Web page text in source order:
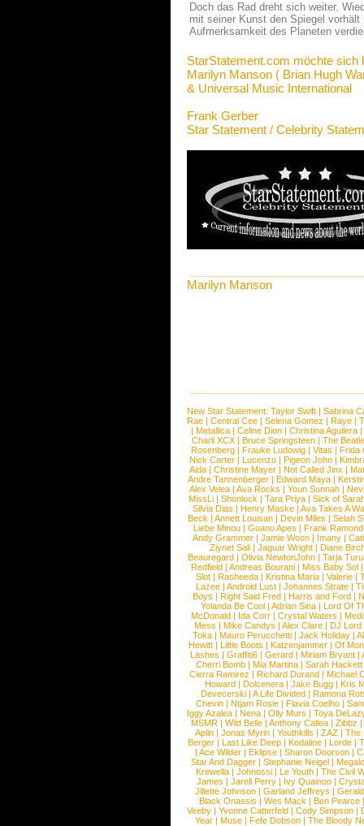
Doch das Rad dreht sich weiter.
mit seiner Kunst den Spiegel vorhält
Aufmerksamkeit des Planeten
StarStatement.com möchte sich
Marilyn Manson ( Brian Hugh
& Universal Music International
Frank Gerber
Star Statement / Celebrity
Marilyn Manson
New Star Statement: Taylor Swift | Sabrina
Rae |Central Cee |Selena Gomez |Raye |
| Metallica | Celine Dion | Christina Aguilera |
Charli XCX |Bruce Springsteen |The
Rosenberg | Frauke Ludowig | Vitas | Frida
Nick Carter | Lucenzo | Pigeon John |
Aida |Christine Mayer |Not Called Jinx |
Andre Tannenberger | Edward Maya |
Alex Velea | Ava Rocks | Youn Sunnah |
MissLi | Shonlock | Tara Priya | Sick of
Silvia Dias |Henry Maske |Ava Takes A
Beck |Annett Louisan |Devin Miles |Selah
Liebe Minou |Guano Apes |Frank Ramond
Andy Grammer |Jamie Woon | Imany |
Ziynet Sali |Jaguar Wright |Diane
Beauregard |Olivia NewtonJohn |Tarja
Redfield | Andreas Bourani | Miss Baby Sol
Slot | Rasheeda | Kristina Maria | Valerie |
Lazee | Android Lust | Johannes Strate |
Boys | Right Said Fred | Harris and Ford |
Yolanda Be Cool |Adrian Sina |Lord Of
McDonald | Ida Corr |Crystal Waters |
Mess | Mike Candys | Alex Clare | DJ Lord
Toka | Mauro Perucchetti | Jack Holiday |
Hewitt |Little Boots |Katzenjammer |Of
Lashes |Graffiti6 |Gerard |Miriam Bryant |
Cherri Bomb | Mia Martina | Sarah Hackett
Cierra Ramirez | Richard Durand | Michael
Howard |Dolcenera |Jake Bugg |Kris
Devecerski |A Life Divided |Ramona
Chevin |Ntjam Rosie |Flavia Coelho |
Iggy Azalea | Nena | Olly Murs | Toya
MSMR |Wild Belle |Anthony Callea |Zibbz
Aplin | Jonas Myrin | Youthkills | ZAZ | The
Berger |Last Like Deep |Kodaline |Lorde |
|Ace Wilder |Eklipse |Sharon Doorson |
Star And Dagger | Stephanie Neigel |
Krewella | Johnossi | Le Youth | The Civil
James | Jarell Perry | Ivy Quainoo |
Jillette Johnson | Garland Jeffreys |
Black Onassis | Wes Mack | Ben Pearce
Veeby | Yvonne Catterfeld | Cody Simpson |
Year |Muse |Fefe Dobson |The Bloody